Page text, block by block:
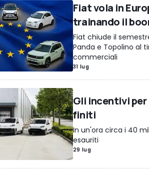
Fiat vola in
trainando il
Fiat chiude il
Panda e Topolino al
commerciali
31 lug
Gli incentivi
finiti
In un'ora circa i 40
esauriti
29 lug